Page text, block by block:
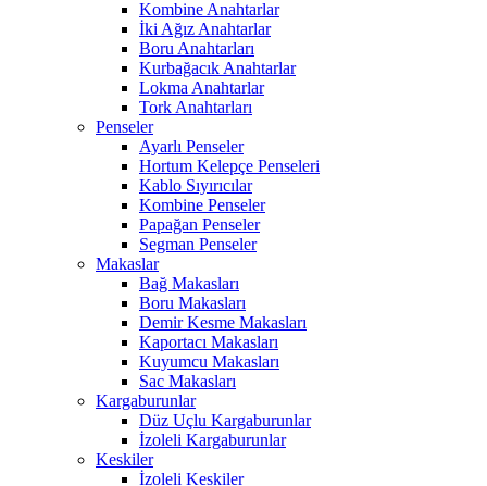
Kombine Anahtarlar
İki Ağız Anahtarlar
Boru Anahtarları
Kurbağacık Anahtarlar
Lokma Anahtarlar
Tork Anahtarları
Penseler
Ayarlı Penseler
Hortum Kelepçe Penseleri
Kablo Sıyırıcılar
Kombine Penseler
Papağan Penseler
Segman Penseler
Makaslar
Bağ Makasları
Boru Makasları
Demir Kesme Makasları
Kaportacı Makasları
Kuyumcu Makasları
Sac Makasları
Kargaburunlar
Düz Uçlu Kargaburunlar
İzoleli Kargaburunlar
Keskiler
İzoleli Keskiler